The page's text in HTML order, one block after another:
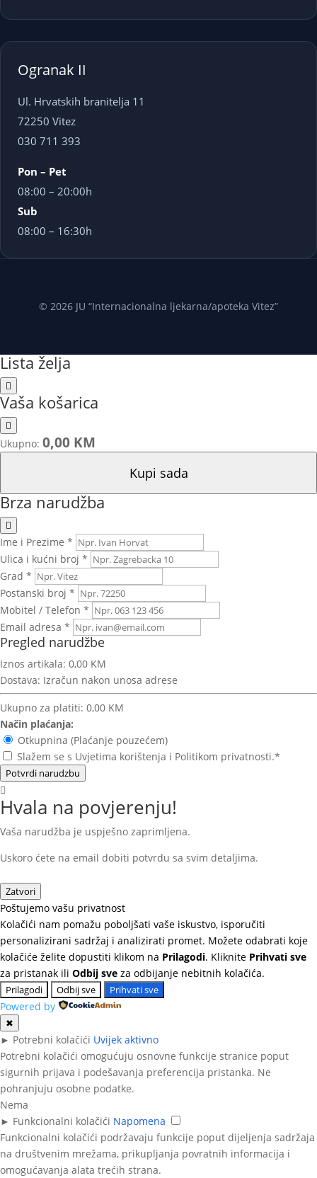
Ogranak II
Ul. Hrvatskih branitelja 11
72250 Vitez
030 711 393
Pon – Pet
08:00 – 20:00h
Sub
08:00 – 16:30h
© 2026 JU “Internacionalna ljekarna/apoteka Vitez”
Lista želja
Vaša košarica
Ukupno: 0,00 KM
Kupi sada
Brza narudžba
Ime i Prezime *
Ulica i kućni broj *
Grad *
Postanski broj *
Mobitel / Telefon *
Email adresa *
Pregled narudžbe
Iznos artikala: 0,00 KM
Dostava: Izračun nakon unosa adrese
Ukupno za platiti: 0,00 KM
Način plaćanja:
Otkupnina (Plaćanje pouzećem)
Slažem se s Uvjetima korištenja i Politikom privatnosti.*
Potvrdi narudzbu
Hvala na povjerenju!
Vaša narudžba je uspješno zaprimljena.
Uskoro ćete na email dobiti potvrdu sa svim detaljima.
Zatvori
Poštujemo vašu privatnost
Kolačići nam pomažu poboljšati vaše iskustvo, isporučiti
personalizirani sadržaj i analizirati promet. Možete odabrati koje
kolačiće želite dopustiti klikom na Prilagodi. Kliknite Prihvati sve
za pristanak ili Odbij sve za odbijanje nebitnih kolačića.
Prilagodi Odbij sve Prihvati sve
Powered by
✖
► Potrebni kolačići Uvijek aktivno
Potrebni kolačići omogućuju osnovne funkcije stranice poput
sigurnih prijava i podešavanja preferencija pristanka. Ne
pohranjuju osobne podatke.
Nema
► Funkcionalni kolačići Napomena
Funkcionalni kolačići podržavaju funkcije poput dijeljenja sadržaja
na društvenim mrežama, prikupljanja povratnih informacija i
omogućavanja alata trećih strana.